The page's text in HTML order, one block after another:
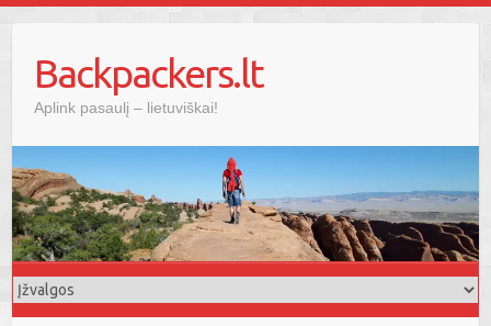
contentBackpackers.lt
Aplink pasaulį – lietuviškai!